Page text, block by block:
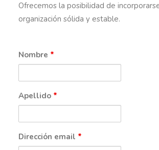
Ofrecemos la posibilidad de
organización sólida y estable.
Nombre *
Apellido *
Dirección email *